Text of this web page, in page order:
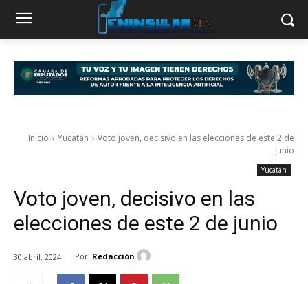
Inicio Yucatán
Voto joven, decisivo en las elecciones de este 2 de
junio
Yucatán
Voto joven, decisivo en las
elecciones de este 2 de junio
30 abril, 2024 Por: Redacción